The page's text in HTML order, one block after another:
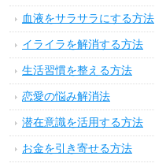
血液をサラサラにする方法
イライラを解消する方法
生活習慣を整える方法
恋愛の悩み解消法
潜在意識を活用する方法
お金を引き寄せる方法